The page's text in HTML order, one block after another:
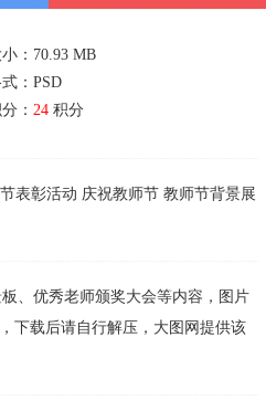
：70.93 MB
：PSD
： 24 积分
表彰活动 庆祝教师节 教师节背景展
、优秀老师颁奖大会等内容，图片
下载后请自行解压，大图网提供该